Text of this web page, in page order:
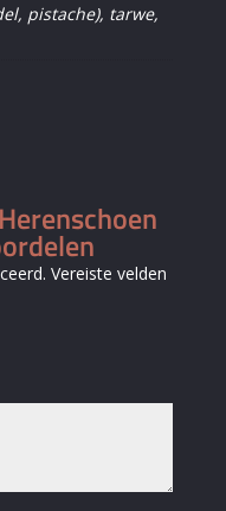
pistache), tarwe,
Vereiste velden